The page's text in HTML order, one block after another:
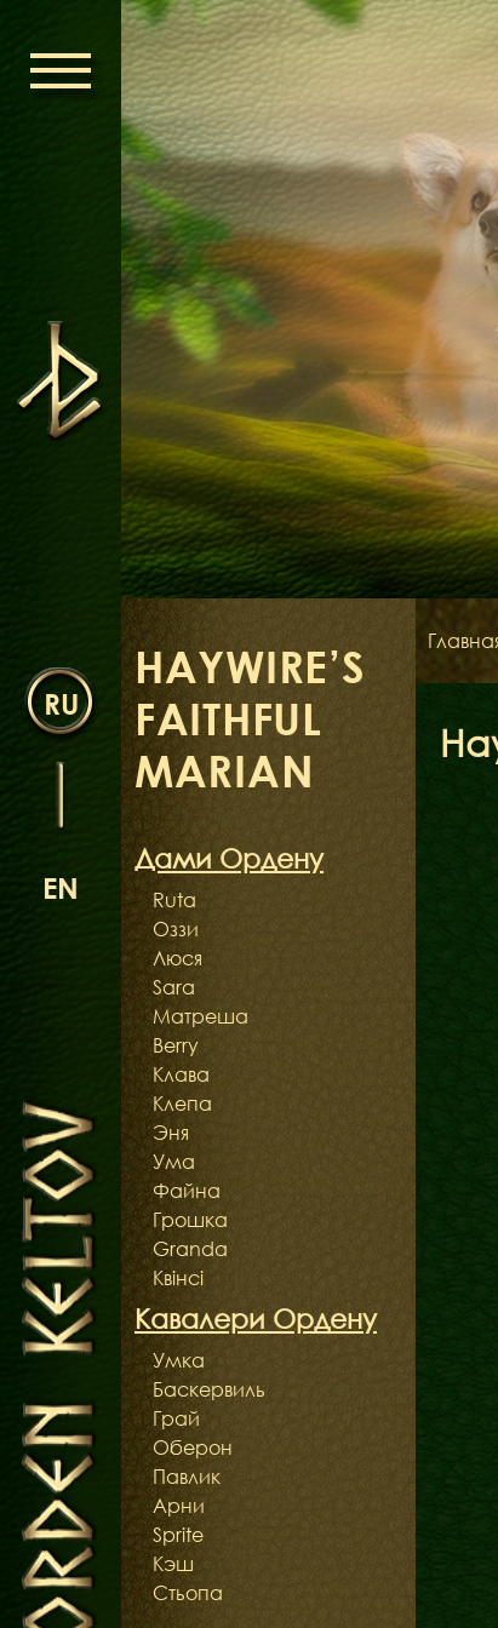
HAYWIRE’S
FAITHFUL
MARIAN
Дами Ордену
Ruta
Оззи
Люся
Sara
Матреша
Berry
Клава
Клепа
Эня
Ума
Файна
Грошка
Granda
Квінсі
Кавалери Ордену
Умка
Баскервиль
Грай
Оберон
Павлик
Арни
Sprite
Кэш
Стьопа
RU
EN
ГОЛОВНА
ОРДЕН
НОВИНИ
ДИТЯЧА